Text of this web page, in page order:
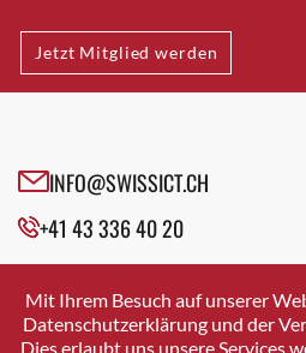
Bülach
Cazis
Cham
Davos Platz
Davos Platz 1
Dietikon
Dietlikon
Jetzt Mitglied werden
INFO@SWISSICT.CH
+41 43 336 40 20
SWISSICT
VULKANSTRASSE 120
8048 ZURICH
Mit Ihrem Besuch auf unserer
Datenschutzerklärung und der
Dies erlaubt uns unsere Services